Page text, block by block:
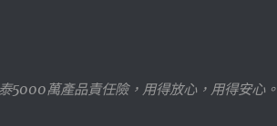
5000萬產品責任險，用得放心，用得安心。